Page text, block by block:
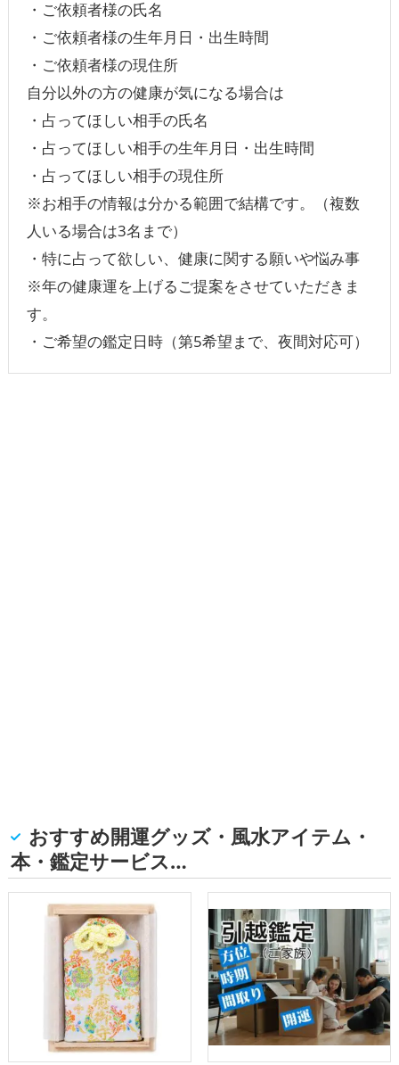
・ご依頼者様の氏名
・ご依頼者様の生年月日・出生時間
・ご依頼者様の現住所
自分以外の方の健康が気になる場合は
・占ってほしい相手の氏名
・占ってほしい相手の生年月日・出生時間
・占ってほしい相手の現住所
※お相手の情報は分かる範囲で結構です。（複数
人いる場合は3名まで）
・特に占って欲しい、健康に関する願いや悩み事
※年の健康運を上げるご提案をさせていただきま
す。
・ご希望の鑑定日時（第5希望まで、夜間対応可）
おすすめ開運グッズ・風水アイテム・
本・鑑定サービス…